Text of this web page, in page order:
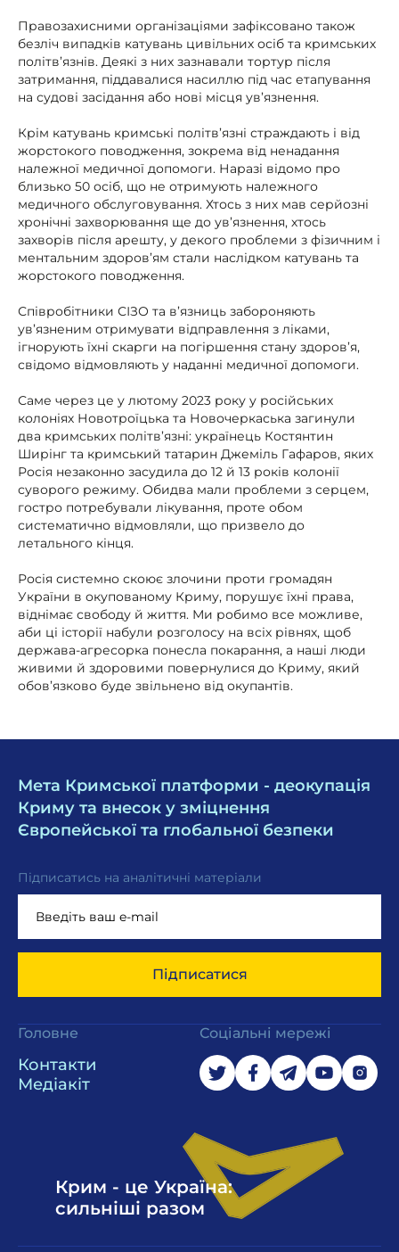
Правозахисними організаціями зафіксовано також
безліч випадків катувань цивільних осіб та кримських
політв’язнів. Деякі з них зазнавали тортур після
затримання, піддавалися насиллю під час етапування
на судові засідання або нові місця ув’язнення.
Крім катувань кримські політв’язні страждають і від
жорстокого поводження, зокрема від ненадання
належної медичної допомоги. Наразі відомо про
близько 50 осіб, що не отримують належного
медичного обслуговування. Хтось з них мав серйозні
хронічні захворювання ще до ув’язнення, хтось
захворів після арешту, у декого проблеми з фізичним і
ментальним здоров’ям стали наслідком катувань та
жорстокого поводження.
Співробітники СІЗО та в’язниць забороняють
ув’язненим отримувати відправлення з ліками,
ігнорують їхні скарги на погіршення стану здоров’я,
свідомо відмовляють у наданні медичної допомоги.
Саме через це у лютому 2023 року у російських
колоніях Новотроїцька та Новочеркаська загинули
два кримських політв’язні: українець Костянтин
Ширінг та кримський татарин Джеміль Гафаров, яких
Росія незаконно засудила до 12 й 13 років колонії
суворого режиму. Обидва мали проблеми з серцем,
гостро потребували лікування, проте обом
систематично відмовляли, що призвело до
летального кінця.
Росія системно скоює злочини проти громадян
України в окупованому Криму, порушує їхні права,
віднімає свободу й життя. Ми робимо все можливе,
аби ці історії набули розголосу на всіх рівнях, щоб
держава-агресорка понесла покарання, а наші люди
живими й здоровими повернулися до Криму, який
обов’язково буде звільнено від окупантів.
Мета Кримської платформи - деокупація
Криму та внесок у зміцнення
Європейської та глобальної безпеки
Підписатись на аналітичні матеріали
Підписатися
Головне
Контакти
Медіакіт
Соціальні мережі
Крим - це Україна:
сильніші разом